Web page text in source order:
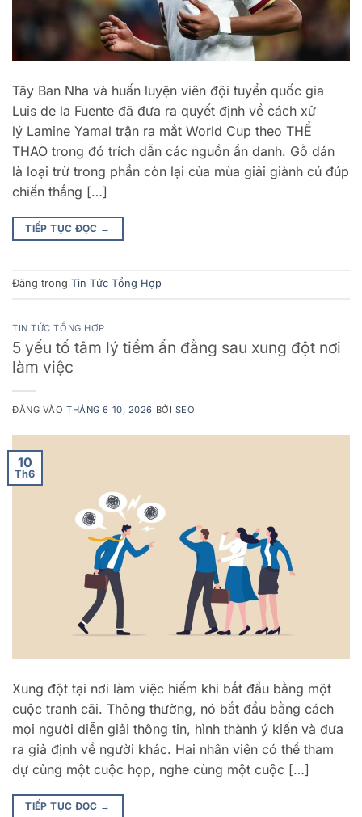
Tây Ban Nha và huấn luyện viên đội tuyển quốc gia
Luis de la Fuente đã đưa ra quyết định về cách xử
lý Lamine Yamal trận ra mắt World Cup theo THỂ
THAO trong đó trích dẫn các nguồn ẩn danh. Gỗ dán
là loại trừ trong phần còn lại của mùa giải giành cú đúp
chiến thắng […]
TIẾP TỤC ĐỌC →
Đăng trong Tin Tức Tổng Hợp
TIN TỨC TỔNG HỢP
5 yếu tố tâm lý tiềm ẩn đằng sau xung đột nơi
làm việc
ĐĂNG VÀOTHÁNG 6 10, 2026 BỞI SEO
10
Th6
Xung đột tại nơi làm việc hiếm khi bắt đầu bằng một
cuộc tranh cãi. Thông thường, nó bắt đầu bằng cách
mọi người diễn giải thông tin, hình thành ý kiến ​​và đưa
ra giả định về người khác. Hai nhân viên có thể tham
dự cùng một cuộc họp, nghe cùng một cuộc […]
TIẾP TỤC ĐỌC →